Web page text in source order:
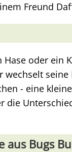
Freund
Hase oder ein
wechselt
- eine
die
aus Bugs